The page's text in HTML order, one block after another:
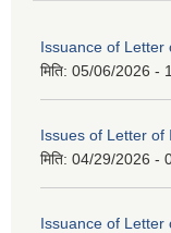
Issuance of Letter
मिति: 05/06/2026 -
Issues of Letter of
मिति: 04/29/2026 -
Issuance of Letter